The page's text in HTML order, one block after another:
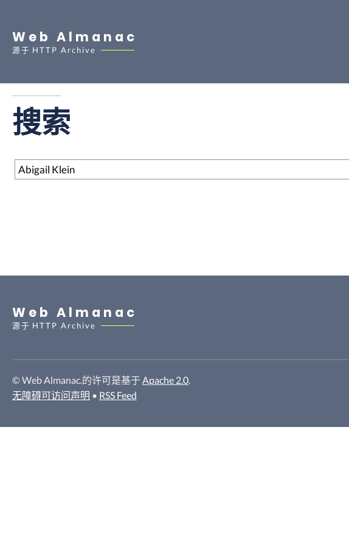
Web Almanac
源于 HTTP Archive
搜索
搜索
Web Almanac
源于 HTTP Archive
© Web Almanac.的许可是基于 Apache 2.0.
无障碍可访问声明 • RSS Feed